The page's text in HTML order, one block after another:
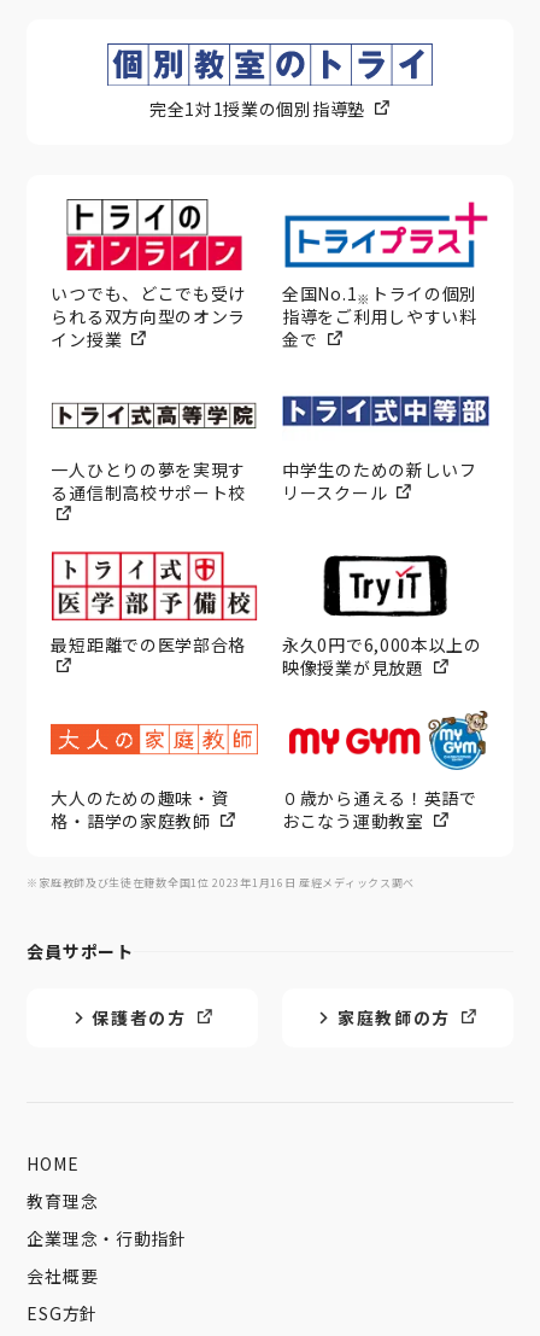
完全1対1授業の個別指導塾
いつでも、どこでも受け
られる双方向型のオンラ
イン授業
全国No.1※ トライの個別
指導をご利用しやすい料
金で
一人ひとりの夢を実現す
る通信制高校サポート校
中学生のための新しいフ
リースクール
最短距離での医学部合格
永久0円で6,000本以上の
映像授業が見放題
大人のための趣味・資
格・語学の家庭教師
０歳から通える！英語で
おこなう運動教室
※家庭教師及び生徒在籍数全国1位 2023年1月16日 産經メディックス調べ
会員サポート
保護者の方 家庭教師の方
HOME
教育理念
企業理念・行動指針
会社概要
ESG方針